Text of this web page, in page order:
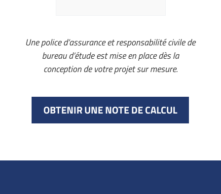
Une police d’assurance et responsabilité civile de
bureau d’étude est mise en place dès la
conception de votre projet sur mesure.
OBTENIR UNE NOTE DE CALCUL